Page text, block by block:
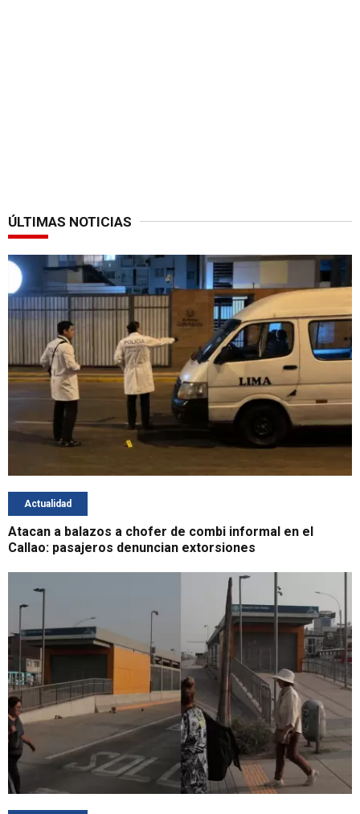
ÚLTIMAS NOTICIAS
Actualidad
Atacan a balazos a chofer de combi informal en el
Callao: pasajeros denuncian extorsiones